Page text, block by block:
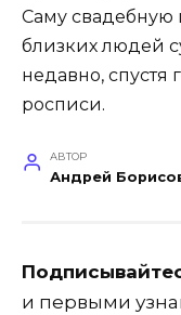
Саму свадебную
близких людей
недавно,
росписи.
АВТОР
Андрей
и первыми